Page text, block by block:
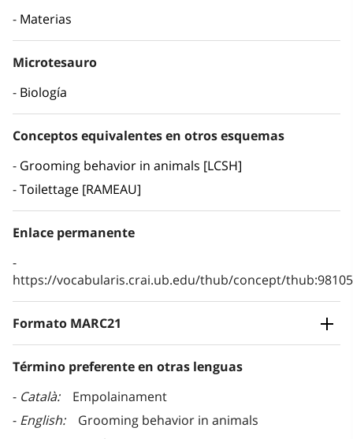
Materias
Microtesauro
Biología
Conceptos equivalentes en otros esquemas
Grooming behavior in animals [LCSH]
Toilettage [RAMEAU]
Enlace permanente
https://vocabularis.crai.ub.edu/thub/concept/
Formato MARC21
Término preferente en otras lenguas
Català
Empolainament
English
Grooming behavior in animals